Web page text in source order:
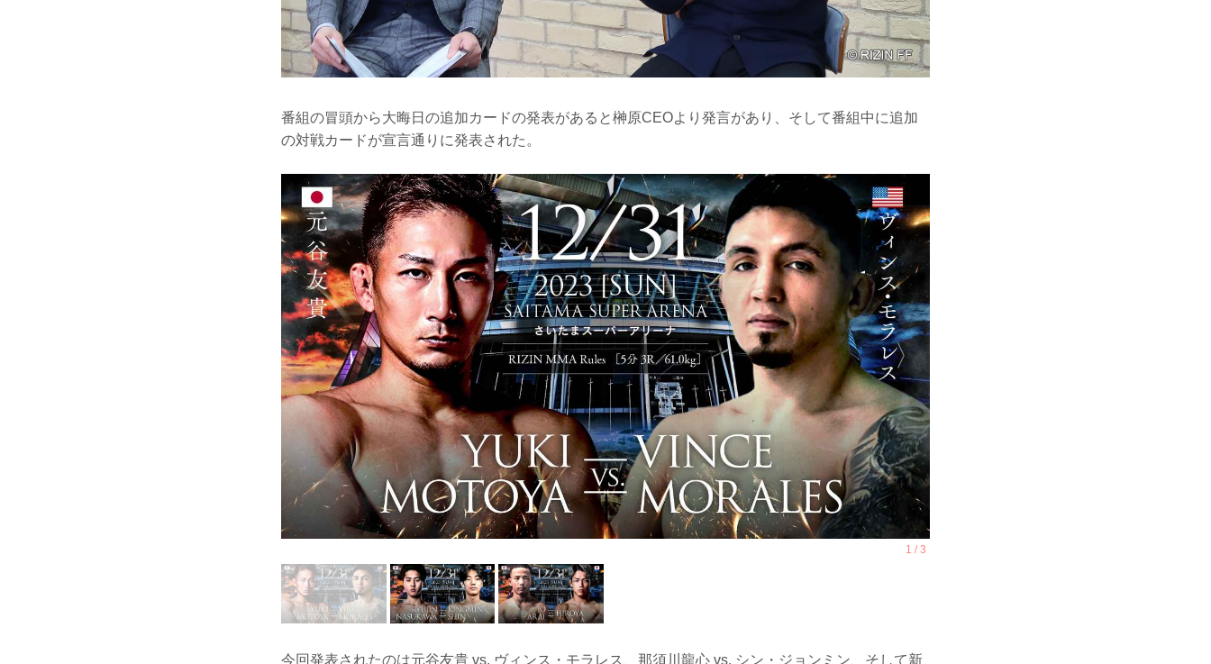
番組の冒頭から大晦日の追加カードの発表があると榊原CEOより発言があり、そして番組中に追加
の対戦カードが宣言通りに発表された。
今回発表されたのは元谷友貴 vs. ヴィンス・モラレス、那須川龍心 vs. シン・ジョンミン、そして新